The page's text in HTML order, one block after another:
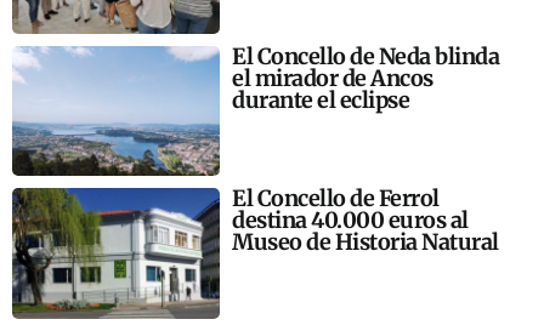
El Concello de Neda blinda
el mirador de Ancos
durante el eclipse
El Concello de Ferrol
destina 40.000 euros al
Museo de Historia Natural